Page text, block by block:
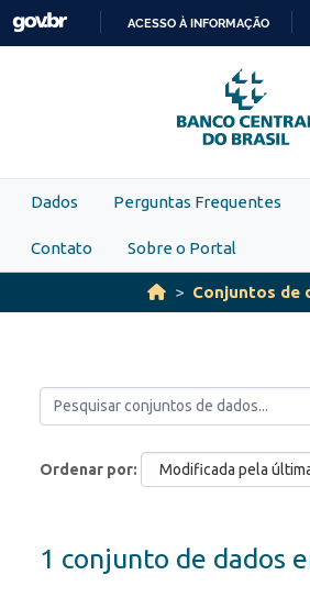
Skip to main content
PARA
O
ACESSO À INFORMAÇÃO
Dados Perguntas Frequentes
Contato Sobre o Portal
Conjuntos de
Ordenar por
1 conjunto de dados